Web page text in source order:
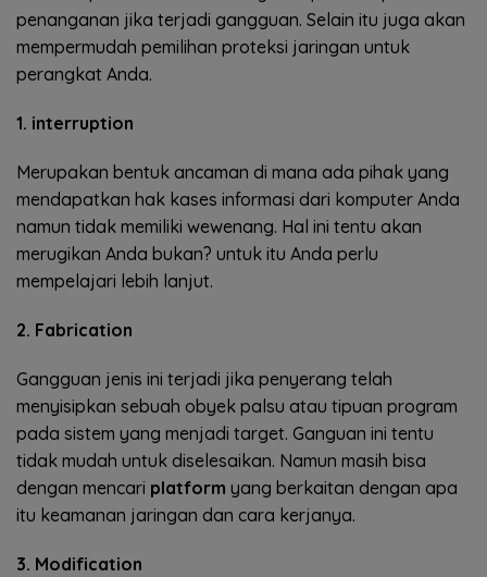
penanganan jika terjadi gangguan. Selain itu juga akan
mempermudah pemilihan proteksi jaringan untuk
perangkat Anda.
1. interruption
Merupakan bentuk ancaman di mana ada pihak yang
mendapatkan hak kases informasi dari komputer Anda
namun tidak memiliki wewenang. Hal ini tentu akan
merugikan Anda bukan? untuk itu Anda perlu
mempelajari lebih lanjut.
2. Fabrication
Gangguan jenis ini terjadi jika penyerang telah
menyisipkan sebuah obyek palsu atau tipuan program
pada sistem yang menjadi target. Ganguan ini tentu
tidak mudah untuk diselesaikan. Namun masih bisa
dengan mencari platform yang berkaitan dengan apa
itu keamanan jaringan dan cara kerjanya.
3. Modification